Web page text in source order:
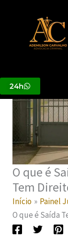
conteúdo
24h
O que é
Tem
Início Painel
O que é Saída